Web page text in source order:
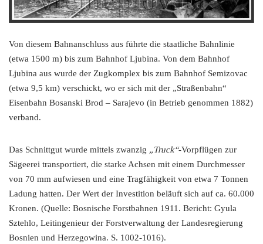
Von diesem Bahnanschluss aus führte die staatliche Bahnlinie
(etwa 1500 m) bis zum Bahnhof Ljubina. Von dem Bahnhof
Ljubina aus wurde der Zugkomplex bis zum Bahnhof Semizovac
(etwa 9,5 km) verschickt, wo er sich mit der „Straßenbahn“
Eisenbahn Bosanski Brod – Sarajevo (in Betrieb genommen 1882)
verband.
Das Schnittgut wurde mittels zwanzig „Truck“-Vorpflügen zur
Sägeerei transportiert, die starke Achsen mit einem Durchmesser
von 70 mm aufwiesen und eine Tragfähigkeit von etwa 7 Tonnen
Ladung hatten. Der Wert der Investition beläuft sich auf ca. 60.000
Kronen. (Quelle: Bosnische Forstbahnen 1911. Bericht: Gyula
Sztehlo, Leitingenieur der Forstverwaltung der Landesregierung
Bosnien und Herzegowina. S. 1002-1016).